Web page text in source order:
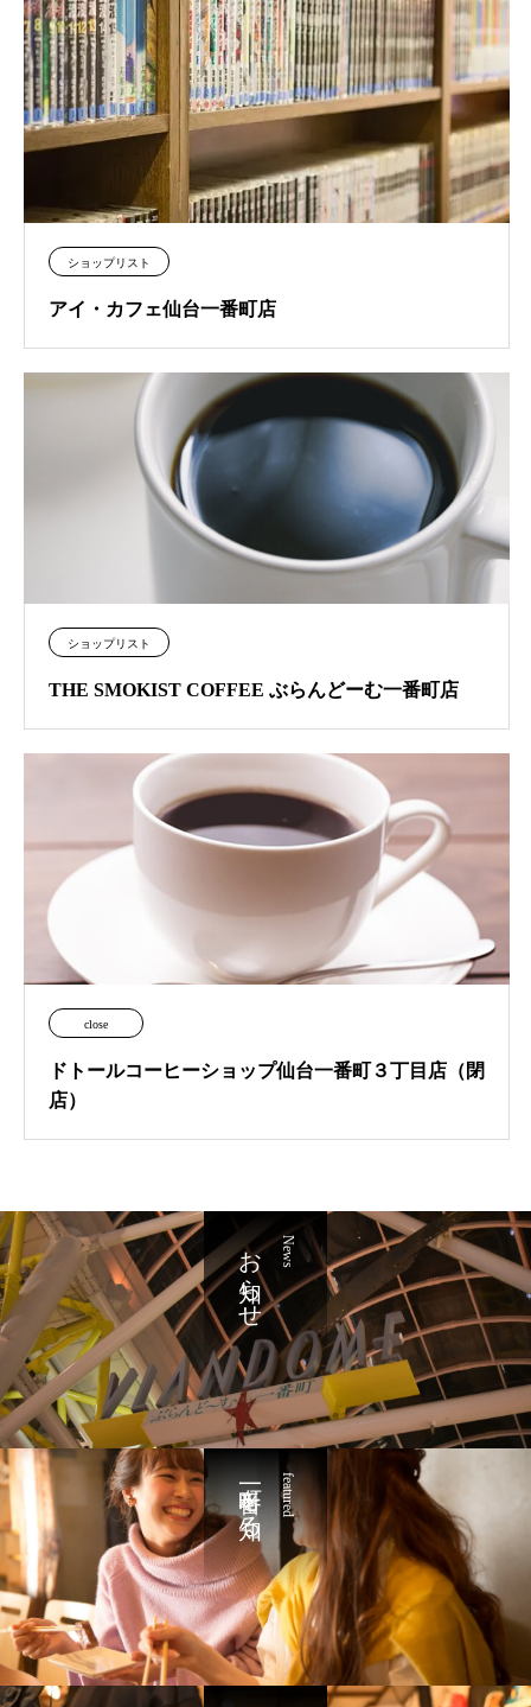
ショップリスト
アイ・カフェ仙台一番町店
ショップリスト
THE SMOKIST COFFEE ぶらんどーむ一番町店
close
ドトールコーヒーショップ仙台一番町３丁目店（閉
店）
News
お知らせ
featured
一番町を知る